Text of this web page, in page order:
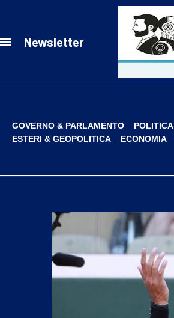
Newsletter
GOVERNO & PARLAMENTO POLITICA
ESTERI & GEOPOLITICA
ECONOMIA